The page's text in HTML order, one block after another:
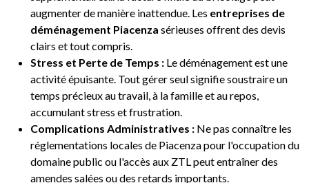
augmenter de manière inattendue. Les entreprises de
déménagement Piacenza sérieuses offrent des devis
clairs et tout compris.
Stress et Perte de Temps : Le déménagement est une
activité épuisante. Tout gérer seul signifie soustraire un
temps précieux au travail, à la famille et au repos,
accumulant stress et frustration.
Complications Administratives : Ne pas connaître les
réglementations locales de Piacenza pour l'occupation du
domaine public ou l'accès aux ZTL peut entraîner des
amendes salées ou des retards importants.